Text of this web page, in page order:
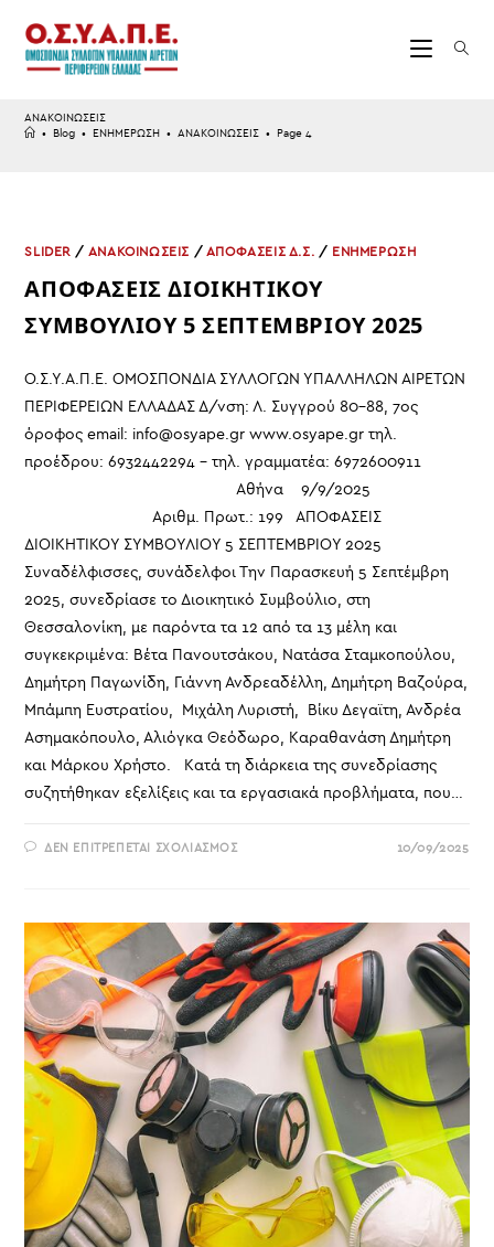
content
ΑΝΑΚΟΙΝΩΣΕΙΣ
• Blog • ΕΝΗΜΕΡΩΣΗ • ΑΝΑΚΟΙΝΩΣΕΙΣ • Page 4
SLIDER / ΑΝΑΚΟΙΝΩΣΕΙΣ / ΑΠΟΦΑΣΕΙΣ Δ.Σ. / ΕΝΗΜΕΡΩΣΗ
ΑΠΟΦΑΣΕΙΣ ΔΙΟΙΚΗΤΙΚΟΥ
ΣΥΜΒΟΥΛΙΟΥ 5 ΣΕΠΤΕΜΒΡΙΟΥ 2025
Ο.Σ.Υ.Α.Π.Ε. ΟΜΟΣΠΟΝΔΙΑ ΣΥΛΛΟΓΩΝ ΥΠΑΛΛΗΛΩΝ ΑΙΡΕΤΩΝ
ΠΕΡΙΦΕΡΕΙΩΝ ΕΛΛΑΔΑΣ Δ/νση: Λ. Συγγρού 80-88, 7ος
όροφος email: info@osyape.gr www.osyape.gr τηλ.
προέδρου: 6932442294 – τηλ. γραμματέα: 6972600911
Αθήνα 9/9/2025
Αριθμ. Πρωτ.: 199 ΑΠΟΦΑΣΕΙΣ
ΔΙΟΙΚΗΤΙΚΟΥ ΣΥΜΒΟΥΛΙΟΥ 5 ΣΕΠΤΕΜΒΡΙΟΥ 2025
Συναδέλφισσες, συνάδελφοι Την Παρασκευή 5 Σεπτέμβρη
2025, συνεδρίασε το Διοικητικό Συμβούλιο, στη
Θεσσαλονίκη, με παρόντα τα 12 από τα 13 μέλη και
συγκεκριμένα: Βέτα Πανουτσάκου, Νατάσα Σταμκοπούλου,
Δημήτρη Παγωνίδη, Γιάννη Ανδρεαδέλλη, Δημήτρη Βαζούρα,
Μπάμπη Ευστρατίου, Μιχάλη Λυριστή, Βίκυ Δεγαϊτη, Ανδρέα
Ασημακόπουλο, Αλιόγκα Θεόδωρο, Καραθανάση Δημήτρη
και Μάρκου Χρήστο. Κατά τη διάρκεια της συνεδρίασης
συζητήθηκαν εξελίξεις και τα εργασιακά προβλήματα, που…
ΔΕΝ ΕΠΙΤΡΈΠΕΤΑΙ ΣΧΟΛΙΑΣΜΌΣΣΤΟ
ΣΕΠΤΕΜΒΡΙΟΥ
2025
10/09/2025